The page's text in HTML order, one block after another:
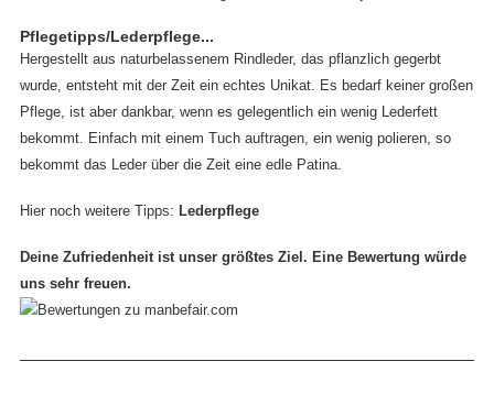
Pflegetipps/Lederpflege...
Hergestellt aus naturbelassenem Rindleder, das pflanzlich gegerbt
wurde, entsteht mit der Zeit ein echtes Unikat. Es bedarf keiner großen
Pflege, ist aber dankbar, wenn es gelegentlich ein wenig Lederfett
bekommt. Einfach mit einem Tuch auftragen, ein wenig polieren, so
bekommt das Leder über die Zeit eine edle Patina.
Hier noch weitere Tipps: Lederpflege
Deine Zufriedenheit ist unser größtes Ziel. Eine Bewertung würde
uns sehr freuen.